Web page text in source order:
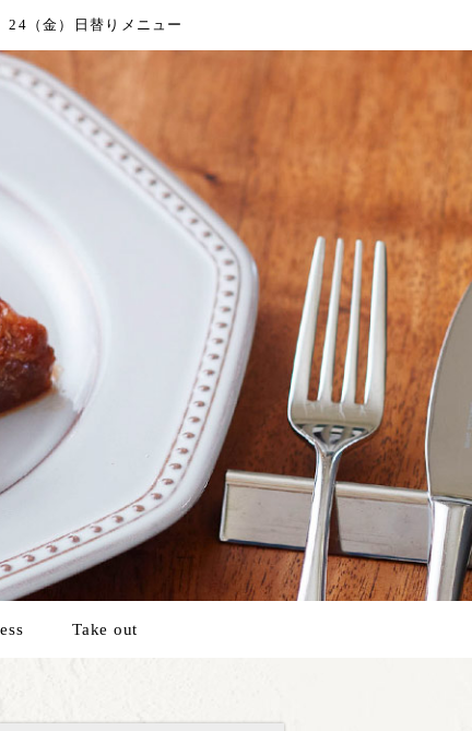
24（金）日替りメニュー
Take out